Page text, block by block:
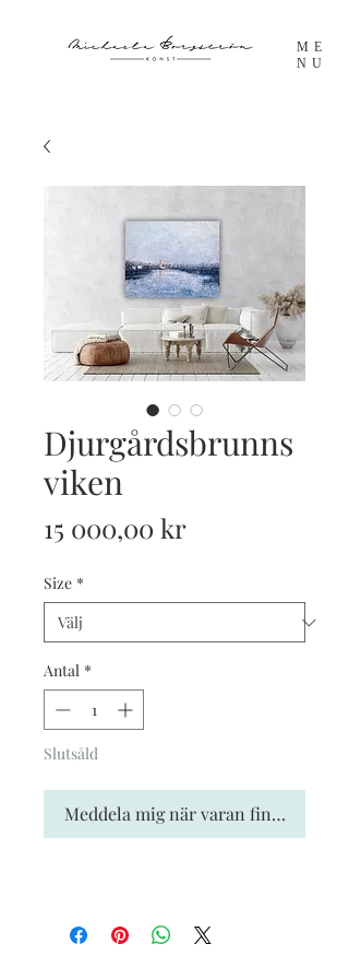
ME
NU
Djurgårdsbrunns
viken
15 000,00 krPris
Size *
Antal *
Slutsåld
Meddela mig när varan finns i lager